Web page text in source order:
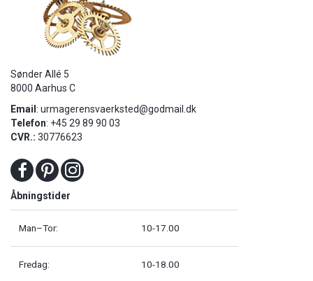
Sønder Allé 5
8000 Aarhus C
Email : urmagerensvaerksted@godmail.dk
Telefon: +45 29 89 90 03
CVR.: 30776623
Åbningstider
Man–Tor: 10-17.00
Fredag: 10-18.00